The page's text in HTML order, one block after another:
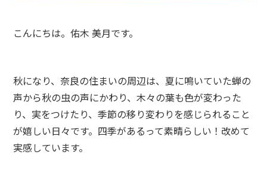
こんにちは。佑木 美月です。
秋になり、奈良の住まいの周辺は、夏に鳴いていた蝉の
声から秋の虫の声にかわり、木々の葉も色が変わった
り、実をつけたり、季節の移り変わりを感じられること
が嬉しい日々です。四季があるって素晴らしい！改めて
実感しています。